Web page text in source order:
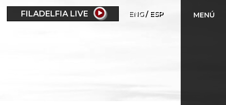
FILADELFIA LIVE ENG ESP MENÚ